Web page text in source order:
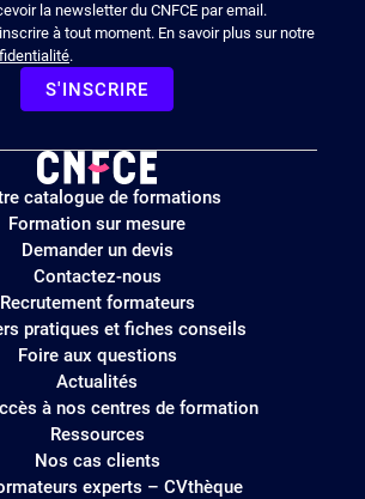
la newsletter du CNFCE par email.
à tout moment. En savoir plus sur notre
.
S'INSCRIRE
Logo
site
catalogue de formations
Formation sur mesure
Demander un devis
Contactez-nous
Recrutement formateurs
pratiques et fiches conseils
Foire aux questions
Actualités
à nos centres de formation
Ressources
Nos cas clients
experts – CVthèque